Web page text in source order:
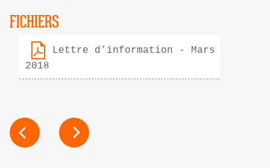
FICHIERS
Lettre d’information - Mars
2018
NAVIGATION
DE